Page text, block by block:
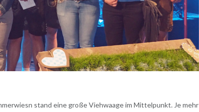
stand eine große Viehwaage im Mittelpunkt. Je mehr